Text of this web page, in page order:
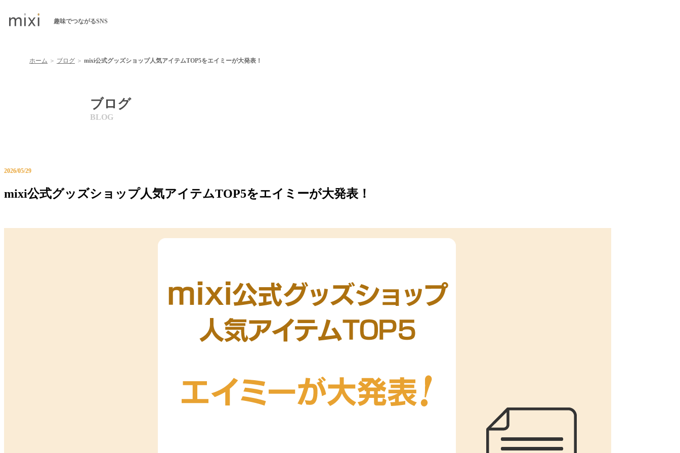
趣味でつながるSNS
ホーム ＞ ブログ ＞ mixi公式グッズショップ人気アイテムTOP5をエイミーが大発表！
ブログ
2026/05/29
mixi公式グッズショップ人気アイテムTOP5をエイミーが大発表！